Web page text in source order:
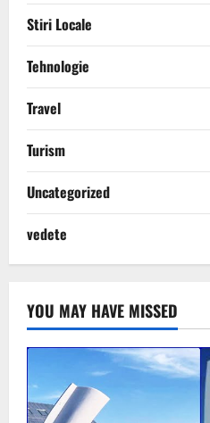
Stiri Locale
Tehnologie
Travel
Turism
Uncategorized
vedete
YOU MAY HAVE MISSED